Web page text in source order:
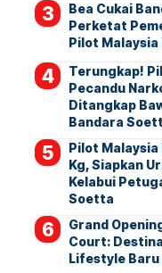
Bea Cukai
Perketat
Pilot Malaysia
Terungkap!
Pecandu
Ditangkap
Bandara
Pilot Malaysia
Kg, Siapkan
Kelabui
Soetta
Grand
Court:
Lifestyle